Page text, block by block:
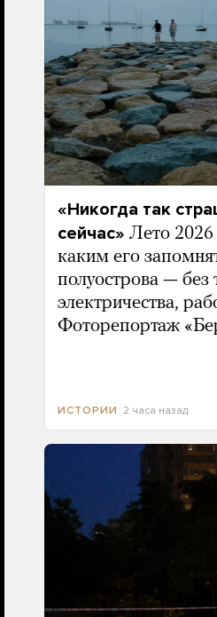
«Никогда так
сейчас» Лето
каким его
полуострова — без
электричества,
Фоторепортаж
ИСТОРИИ 2 часа назад